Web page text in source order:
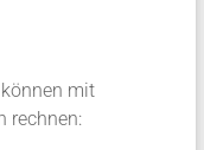
mit
rechnen: